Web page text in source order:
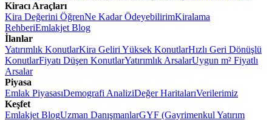
Kiracı Araçları
Kira Değerini ÖğrenNe Kadar ÖdeyebilirimKiralama
RehberiEmlakjet Blog
İlanlar
Yatırımlık KonutlarKira Geliri Yüksek KonutlarHızlı Geri Dönüşlü
KonutlarFiyatı Düşen KonutlarYatırımlık ArsalarUygun m² Fiyatlı
Arsalar
Piyasa
Emlak PiyasasıDemografi AnaliziDeğer HaritalarıVerilerimiz
Keşfet
Emlakjet BlogUzman DanışmanlarGYF (Gayrimenkul Yatırım